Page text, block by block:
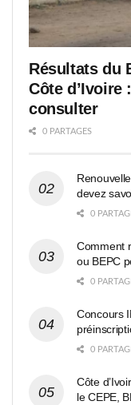
Résultats du
Côte
consulter
0 PARTAGES
devez
0
Comment
ou BEPC
0
Concours
0
Côte
le CEPE,